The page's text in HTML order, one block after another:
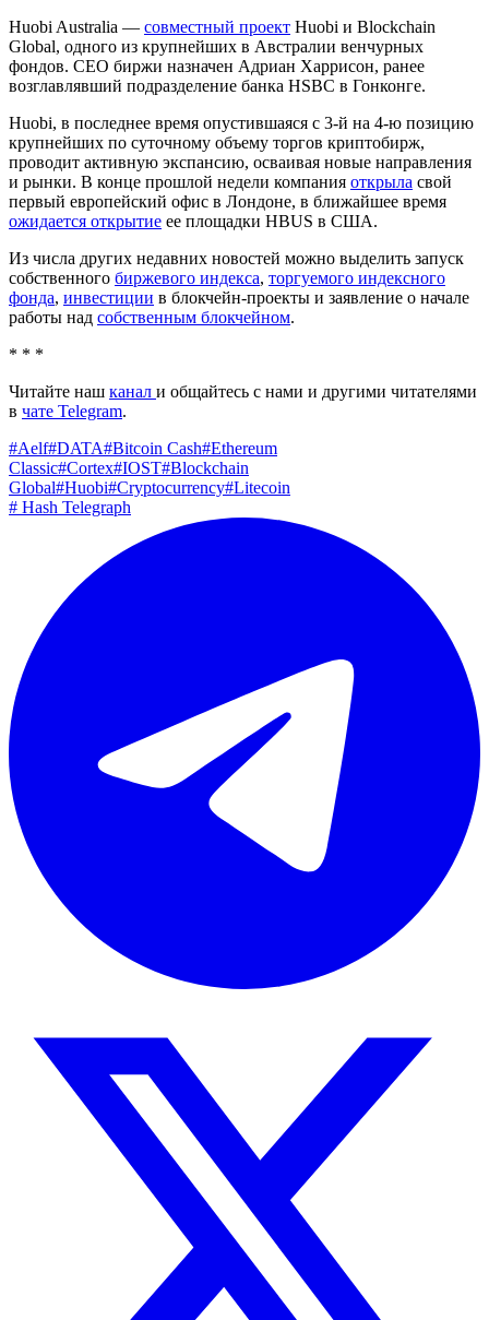
Huobi Australia — совместный проект Huobi и Blockchain
Global, одного из крупнейших в Австралии венчурных
фондов. CEO биржи назначен Адриан Харрисон, ранее
возглавлявший подразделение банка HSBC в Гонконге.
Huobi, в последнее время опустившаяся с 3-й на 4-ю позицию
крупнейших по суточному объему торгов криптобирж,
проводит активную экспансию, осваивая новые направления
и рынки. В конце прошлой недели компания открыла свой
первый европейский офис в Лондоне, в ближайшее время
ожидается открытие ее площадки HBUS в США.
Из числа других недавних новостей можно выделить запуск
собственного биржевого индекса, торгуемого индексного
фонда, инвестиции в блокчейн-проекты и заявление о начале
работы над собственным блокчейном.
* * *
Читайте наш канал и общайтесь с нами и другими читателями
в чате Telegram.
#Aelf#DATA#Bitcoin Cash#Ethereum
Classic#Cortex#IOST#Blockchain
Global#Huobi#Cryptocurrency#Litecoin
# Hash Telegraph